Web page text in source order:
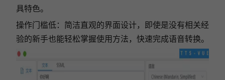
具特色。
操作门槛低：简洁直观的界面设计，即使是没有相关经
验的新手也能轻松掌握使用方法，快速完成语音转换。